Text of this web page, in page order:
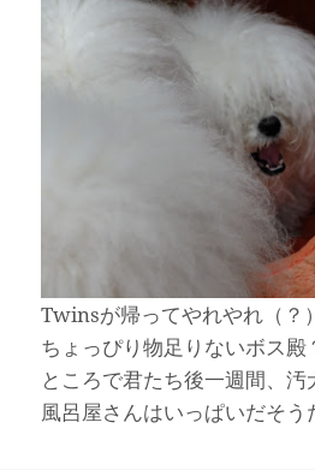
Twinsが帰ってやれやれ（？
ちょっぴり物足りないボス殿
ところで君たち後一週間、
風呂屋さんはいっぱいだそう